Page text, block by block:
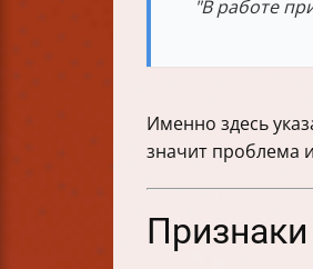
"В работе
Именно здесь
значит проблема